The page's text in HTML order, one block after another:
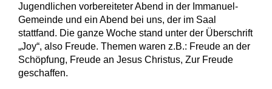
Jugendlichen vorbereiteter Abend in der Immanuel-
Gemeinde und ein Abend bei uns, der im Saal
stattfand. Die ganze Woche stand unter der Überschrift
„Joy“, also Freude. Themen waren z.B.: Freude an der
Schöpfung, Freude an Jesus Christus, Zur Freude
geschaffen.